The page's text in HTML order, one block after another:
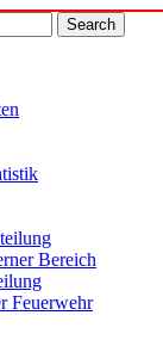
Bereich
Feuerwehr